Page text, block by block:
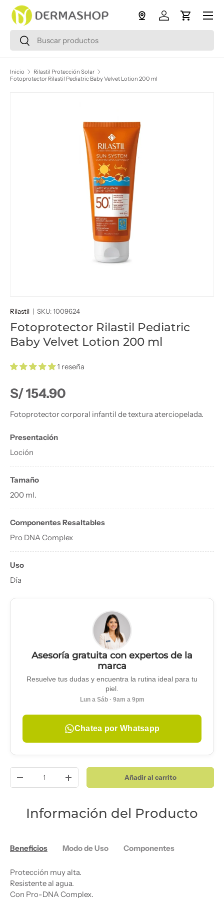
Ir al contenido
Buscar
Buscar
Iniciar sesión
Carrito
Menú
Inicio
Rilastil Protección Solar
Fotoprotector Rilastil Pediatric Baby Velvet Lotion 200 ml
Rilastil | SKU:1009624
Fotoprotector Rilastil Pediatric
Baby Velvet Lotion 200 ml
1 reseña
Precio normal
S/ 154.90
Fotoprotector corporal infantil de textura aterciopelada.
Presentación
Loción
Tamaño
200 ml.
Componentes Resaltables
Pro DNA Complex
Uso
Día
Asesoría gratuita con expertos de la
marca
Resuelve tus dudas y encuentra la rutina ideal para tu
piel.
Lun a Sáb · 9am a 9pm
Chatea por Whatsapp
Disminuir cantidadAumentar la cantidadAñadir al carrito
Información del Producto
Beneficios Modo de Uso Componentes
Protección muy alta.
Resistente al agua.
Con Pro-DNA Complex.